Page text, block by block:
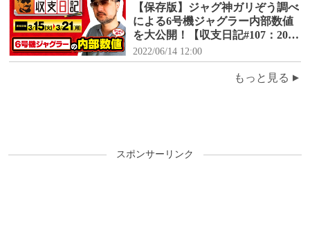
【保存版】ジャグ神ガリぞう調べ
による6号機ジャグラー内部数値
を大公開！【収支日記#107：2022
年3月15日(火)～3月21日(月)】
2022/06/14 12:00
もっと見る
スポンサーリンク